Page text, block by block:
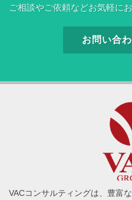
ご相談やご依頼などお気軽に
お問い合
VACコンサルティングは、豊富